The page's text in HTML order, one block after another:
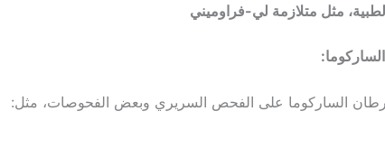
مثل متلازمة لي-فراوميني
الساركوما على الفحص السريري وبعض الفحوصات، مثل: